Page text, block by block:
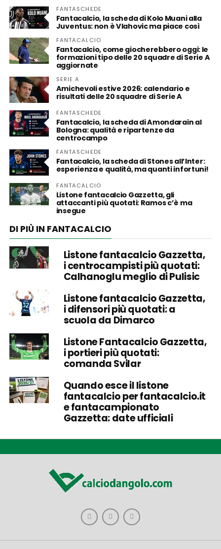
FANTASCHEDE
Fantacalcio, la scheda di Kolo Muani alla
Juventus: non è Vlahovic ma piace così
FANTACALCIO
Fantacalcio, come giocherebbero oggi: le
formazioni tipo delle 20 squadre di Serie A
aggiornate
SERIE A
Amichevoli estive 2026: calendario e
risultati delle 20 squadre di Serie A
FANTASCHEDE
Fantacalcio, la scheda di Amondarain al
Bologna: qualità e ripartenze da
centrocampo
FANTASCHEDE
Fantacalcio, la scheda di Stones all’Inter:
esperienza e qualità, ma quanti infortuni!
FANTACALCIO
Listone fantacalcio Gazzetta, gli
attaccanti più quotati: Ramos c’è ma
insegue
DI PIÙ IN FANTACALCIO
Listone fantacalcio Gazzetta,
i centrocampisti più quotati:
Calhanoglu meglio di Pulisic
Listone fantacalcio Gazzetta,
i difensori più quotati: a
scuola da Dimarco
Listone Fantacalcio Gazzetta,
i portieri più quotati:
comanda Svilar
Quando esce il listone
fantacalcio per fantacalcio.it
e fantacampionato
Gazzetta: date ufficiali